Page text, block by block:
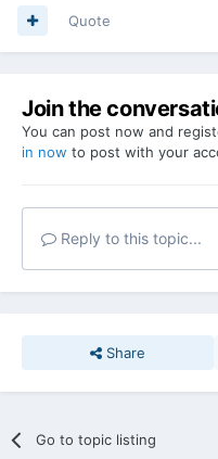
Quote
Join the
You can post now and
in now to post with your
Reply to this topic...
Share
Go to topic listing